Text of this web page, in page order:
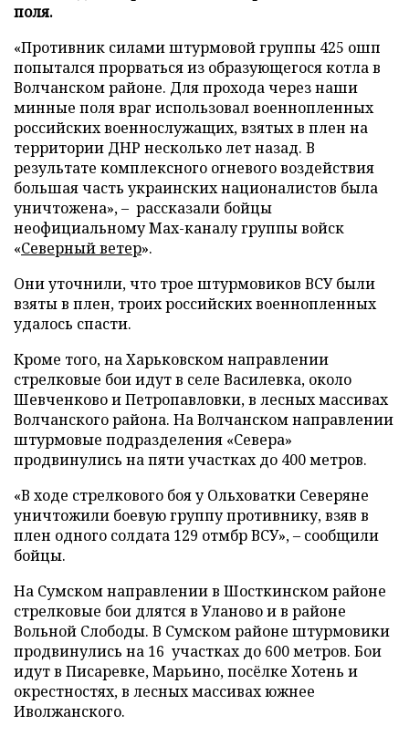
поля.
«Противник силами штурмовой группы 425 ошп
попытался прорваться из образующегося котла в
Волчанском районе. Для прохода через наши
минные поля враг использовал военнопленных
российских военнослужащих, взятых в плен на
территории ДНР несколько лет назад. В
результате комплексного огневого воздействия
большая часть украинских националистов была
уничтожена», – рассказали бойцы
неофициальному Max-каналу группы войск
«Северный ветер».
Они уточнили, что трое штурмовиков ВСУ были
взяты в плен, троих российских военнопленных
удалось спасти.
Кроме того, на Харьковском направлении
стрелковые бои идут в селе Василевка, около
Шевченково и Петропавловки, в лесных массивах
Волчанского района. На Волчанском направлении
штурмовые подразделения «Севера»
продвинулись на пяти участках до 400 метров.
«В ходе стрелкового боя у Ольховатки Северяне
уничтожили боевую группу противнику, взяв в
плен одного солдата 129 отмбр ВСУ», – сообщили
бойцы.
На Сумском направлении в Шосткинском районе
стрелковые бои длятся в Уланово и в районе
Вольной Слободы. В Сумском районе штурмовики
продвинулись на 16 участках до 600 метров. Бои
идут в Писаревке, Марьино, посёлке Хотень и
окрестностях, в лесных массивах южнее
Иволжанского.